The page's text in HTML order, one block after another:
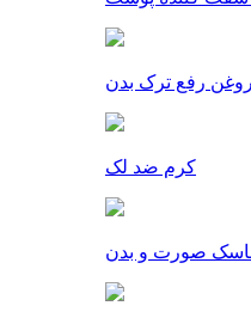
رفع ترک بدن
کرم ضد لک
صورت و بدن